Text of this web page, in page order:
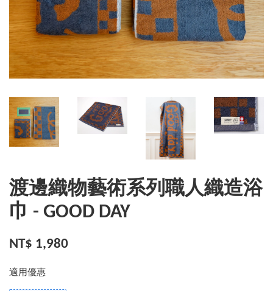
渡邊織物藝術系列職人織造浴
巾 - GOOD DAY
NT$ 1,980
適用優惠